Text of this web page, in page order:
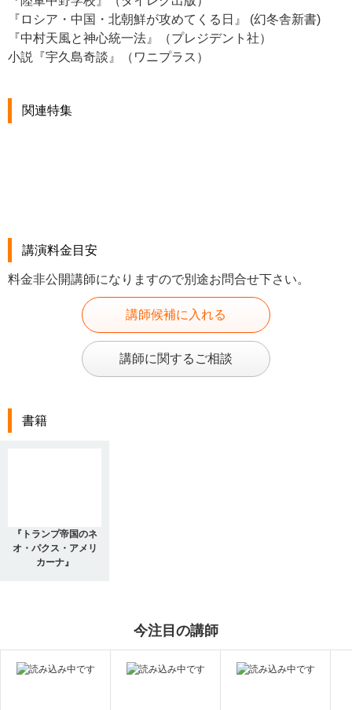
『ロシア・中国・北朝鮮が攻めてくる日』 (幻冬舎新書)
『中村天風と神心統一法』（プレジデント社）
小説『宇久島奇談』（ワニプラス）
関連特集
講演料金目安
料金非公開講師になりますので別途お問合せ下さい。
講師候補に入れる
講師に関するご相談
書籍
『トランプ帝国のネ
オ・パクス・アメリ
カーナ』
今注目の講師